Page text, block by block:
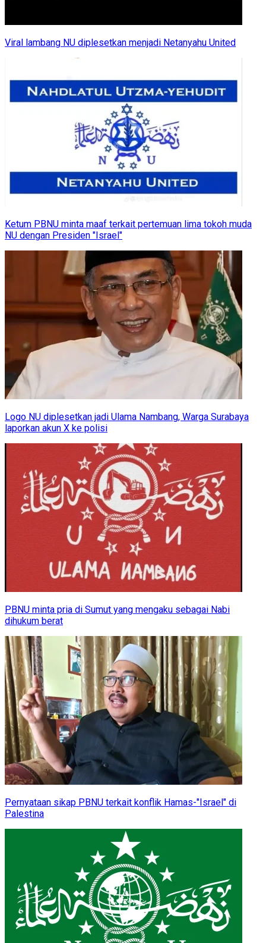
Viral lambang NU diplesetkan menjadi Netanyahu United
Ketum PBNU minta maaf terkait pertemuan lima tokoh muda
NU dengan Presiden "Israel"
Logo NU diplesetkan jadi Ulama Nambang, Warga Surabaya
laporkan akun X ke polisi
PBNU minta pria di Sumut yang mengaku sebagai Nabi
dihukum berat
Pernyataan sikap PBNU terkait konflik Hamas-"Israel" di
Palestina